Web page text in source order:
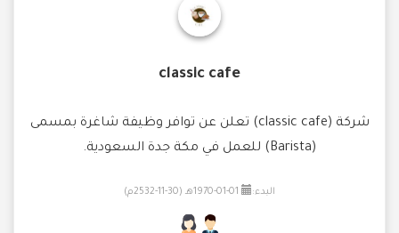
classic cafe
شركة (classic cafe) تعلن عن توافر وظيفة شاغرة بمسمى
(Barista) للعمل في مكة جدة السعودية.
البدء: